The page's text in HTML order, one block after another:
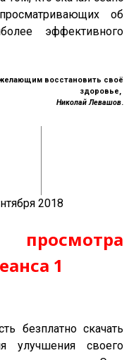
об
эффективного
восстановить своё
здоровье,
Николай Левашов.
2018
1
безплатно скачать
улучшения своего